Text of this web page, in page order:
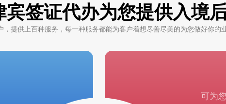
宾签证代办为您提供入境
，提供上百种服务，每一种服务都能为客户着想尽善尽美的为您做好你的
可为